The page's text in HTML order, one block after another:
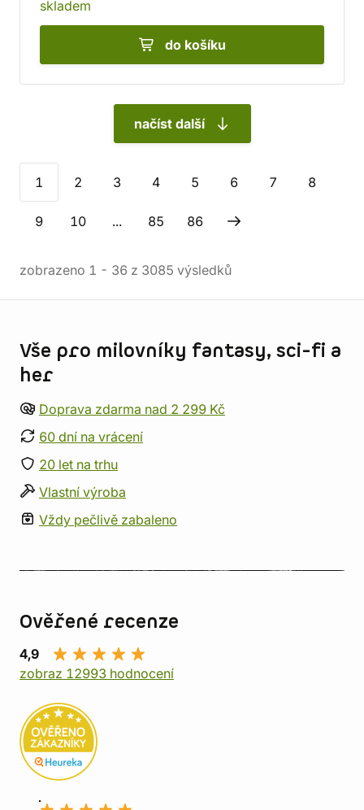
skladem
do košíku
načíst další
1 2 3 4 5 6 7 8
9 10 ... 85 86
zobrazeno 1 - 36 z 3085 výsledků
Vše pro milovníky fantasy, sci-fi a
her
Doprava zdarma nad 2 299 Kč
60 dní na vrácení
20 let na trhu
Vlastní výroba
Vždy pečlivě zabaleno
Ověřené recenze
4,9
zobraz 12993 hodnocení